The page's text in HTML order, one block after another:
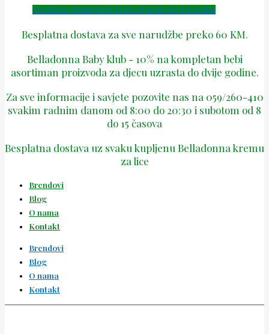
Facebook Instagram Tiktok Phone-alt Envelope
Besplatna dostava za sve narudžbe preko 60 KM.
Belladonna Baby klub - 10% na kompletan bebi
asortiman proizvoda za djecu uzrasta do dvije godine.
Za sve informacije i savjete pozovite nas na 059/260-410
svakim radnim danom od 8:00 do 20:30 i subotom od 8
do 15 časova
Besplatna dostava uz svaku kupljenu Belladonna kremu
za lice
Brendovi
Blog
O nama
Kontakt
Brendovi
Blog
O nama
Kontakt